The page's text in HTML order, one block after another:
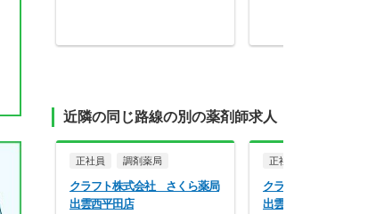
近隣の同じ路線の別の薬剤師求人
正社員 調剤薬局
クラフト株式会社 さくら薬局
出雲西平田店
正社員
クラフト株式会社 さく
出雲西平田店